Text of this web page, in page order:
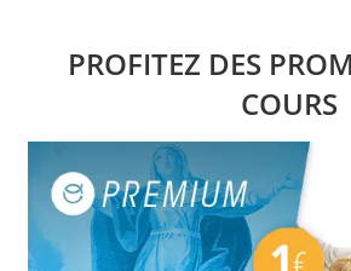
PROFITEZ DES
COURS